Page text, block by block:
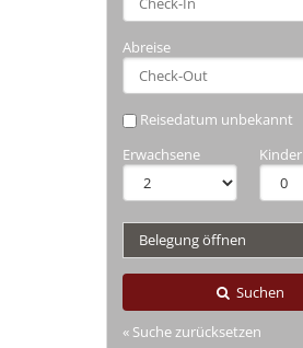
Abreise
Reisedatum unbekannt
Erwachsene
Kinder
Belegung öffnen
Suchen
« Suche zurücksetzen